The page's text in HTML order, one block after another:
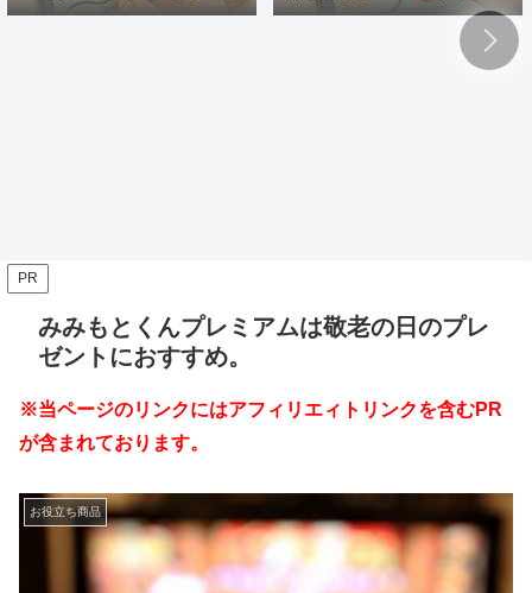
介
ン
PR
みみもとくんプレミアムは敬老の日のプレ
ゼントにおすすめ。
※当ページのリンクにはアフィリエィトリンクを含むPR
が含まれております。
お役立ち商品